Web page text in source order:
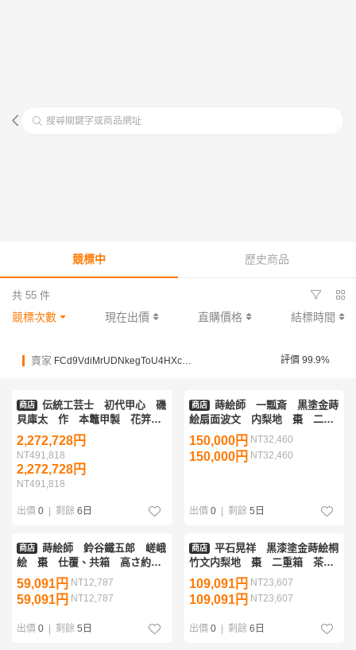
搜尋關鍵字或商品網址
競標中 歷史商品
共 55 件
競標次數 現在出價 直購價格 結標時間
賣家 FCd9VdiMrUDNkegToU4HXcDqKtZ21 評價 99.9%
商店
伝統工芸士 初代甲心 磯
貝庫太 作 本鼈甲製 花笄
六ッ揃 共箱付 べっ甲 髪飾
り 花嫁簪
2,272,728円
NT491,818
2,272,728円
NT491,818
出價 0 剩餘 6日
商店
蒔絵師 一瓢斎 黒塗金蒔
絵扇面波文 内梨地 棗 二重
箱 茶道具 茶入
150,000円 NT32,460
150,000円 NT32,460
出價 0 剩餘 5日
商店
蒔絵師 鈴谷鐵五郎 嵯峨
絵 棗 仕覆、共箱 高さ約
７．２ｃｍ茶道具 輪島塗 一
后一兆師事
59,091円 NT12,787
59,091円 NT12,787
出價 0 剩餘 5日
商店
平石晃祥 黒漆塗金蒔絵桐
竹文内梨地 棗 二重箱 茶道
具 茶入
109,091円 NT23,607
109,091円 NT23,607
出價 0 剩餘 6日